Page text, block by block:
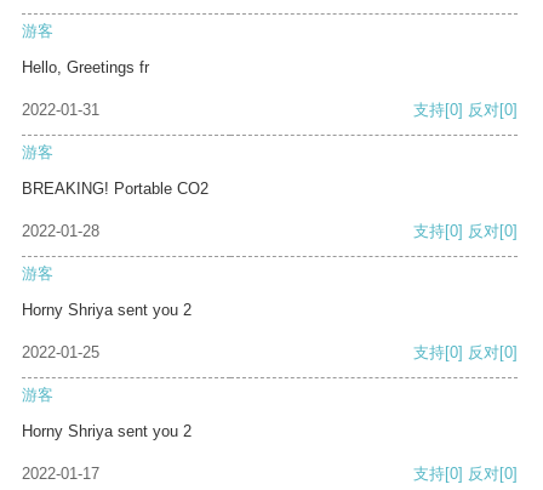
游客
Hello, Greetings fr
2022-01-31 支持[0] 反对[0]
游客
BREAKING! Portable CO2
2022-01-28 支持[0] 反对[0]
游客
Horny Shriya sent you 2
2022-01-25 支持[0] 反对[0]
游客
Horny Shriya sent you 2
2022-01-17 支持[0] 反对[0]